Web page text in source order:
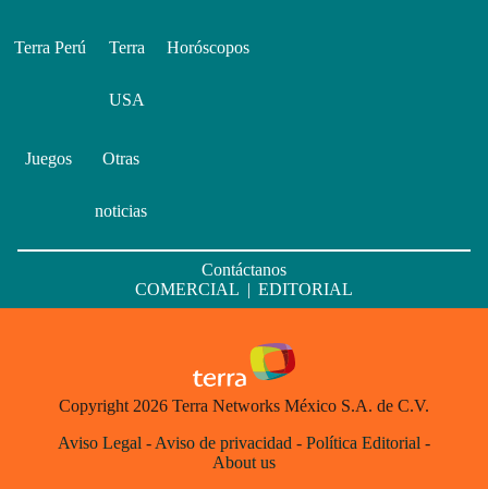
Terra Perú Terra
USA
Horóscopos
Juegos Otras
noticias
Contáctanos
COMERCIAL | EDITORIAL
Copyright 2026 Terra Networks México S.A. de C.V.
Aviso Legal - Aviso de privacidad - Política Editorial -
About us